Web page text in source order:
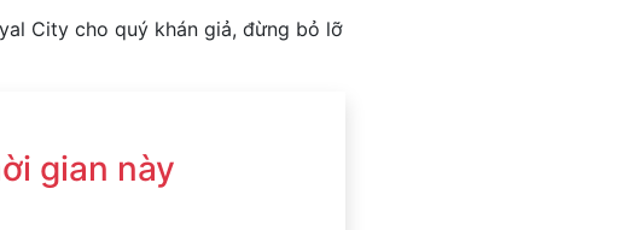
City cho quý khán giả, đừng bỏ lỡ
gian này